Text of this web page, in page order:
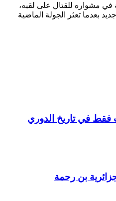
3 نقاط مهمة في مشواره للقتال على لقبه،
بعدما تعثر الجولة الماضية
تحدث 3 مرات فقط في تاريخ الدوري
بن رحمة